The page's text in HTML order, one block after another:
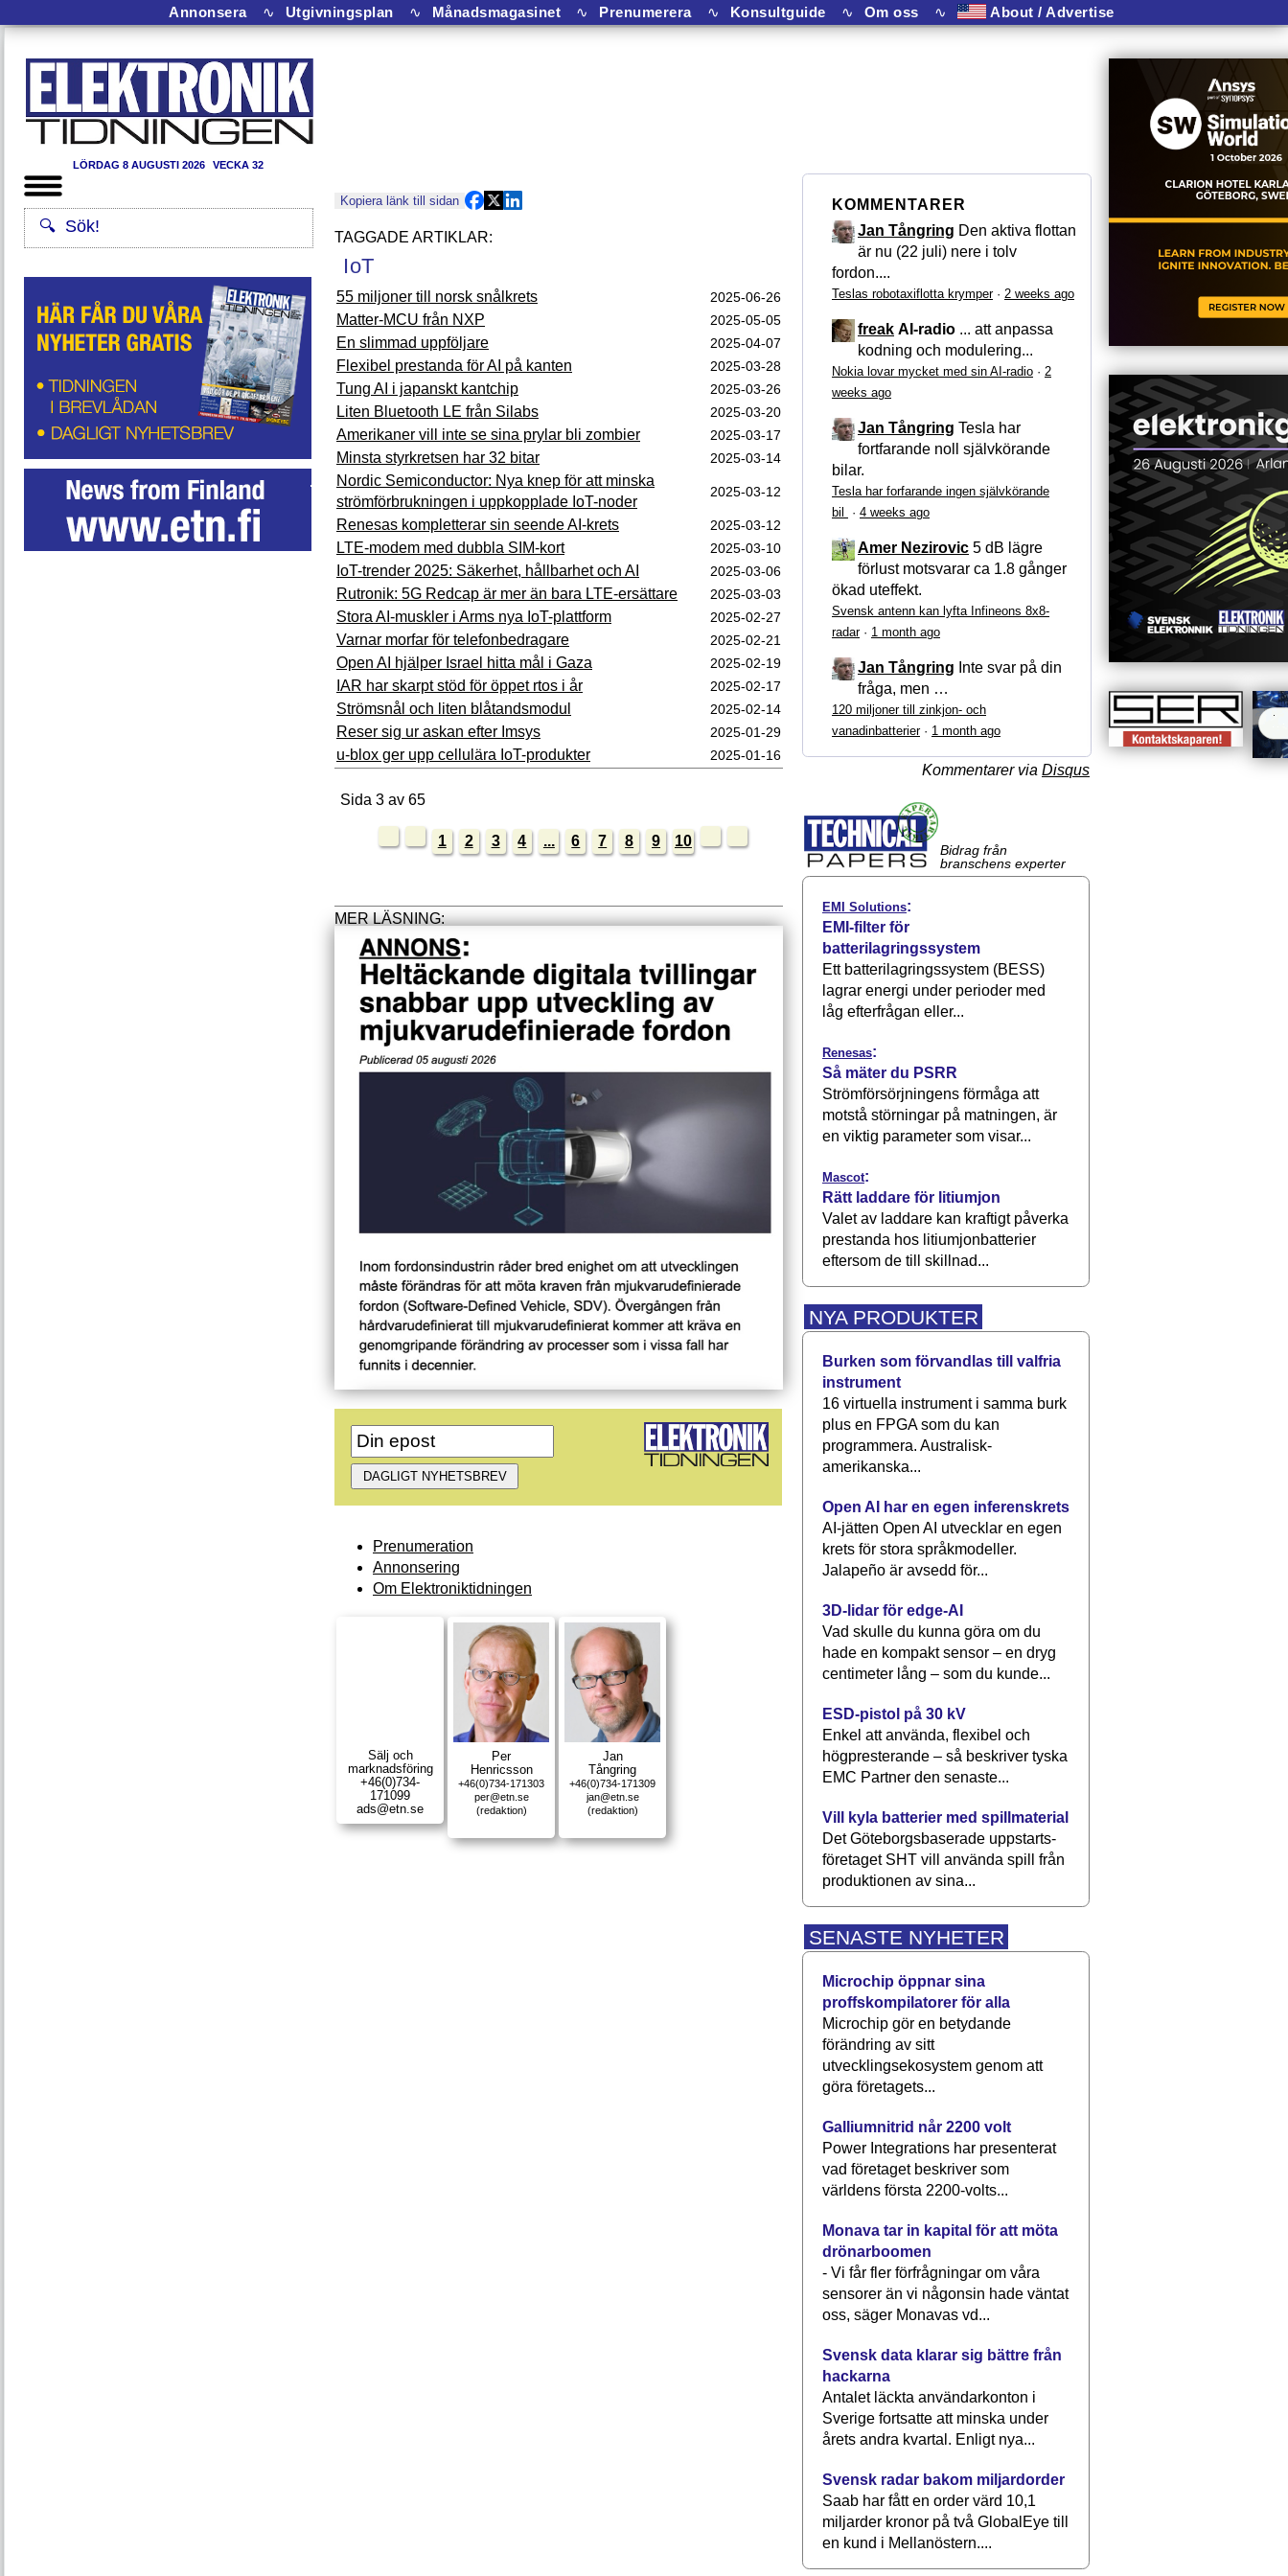
Annonsera ∿ Utgivningsplan ∿ Månadsmagasinet ∿ Prenumerera ∿ Konsultguide ∿ Om oss ∿ About / Advertise
LÖRDAG 8 AUGUSTI 2026 VECKA 32
Kopiera länk till sidan
IoT
55 miljoner till norsk snålkrets 2025‑06‑26
Matter-MCU från NXP 2025‑05‑05
En slimmad uppföljare 2025‑04‑07
Flexibel prestanda för AI på kanten 2025‑03‑28
Tung AI i japanskt kantchip 2025‑03‑26
Liten Bluetooth LE från Silabs 2025‑03‑20
Amerikaner vill inte se sina prylar bli zombier 2025‑03‑17
Minsta styrkretsen har 32 bitar 2025‑03‑14
Nordic Semiconductor: Nya knep för att minska
strömförbrukningen i uppkopplade IoT-noder
2025‑03‑12
Renesas kompletterar sin seende AI-krets 2025‑03‑12
LTE-modem med dubbla SIM-kort 2025‑03‑10
IoT-trender 2025: Säkerhet, hållbarhet och AI 2025‑03‑06
Rutronik: 5G Redcap är mer än bara LTE-ersättare 2025‑03‑03
Stora AI-muskler i Arms nya IoT-plattform 2025‑02‑27
Varnar morfar för telefonbedragare 2025‑02‑21
Open AI hjälper Israel hitta mål i Gaza 2025‑02‑19
IAR har skarpt stöd för öppet rtos i år 2025‑02‑17
Strömsnål och liten blåtandsmodul 2025‑02‑14
Reser sig ur askan efter Imsys 2025‑01‑29
u-blox ger upp cellulära IoT-produkter 2025‑01‑16
Sida 3 av 65
1 2 3 4 ... 6 7 8 9 10
Prenumeration
Annonsering
Om Elektroniktidningen
Sälj och
marknads­föring
+46(0)734-
171099
ads@etn.se
Per
Henricsson
+46(0)734-171303
per@etn.se
(redaktion)
Jan
Tångring
+46(0)734-171309
jan@etn.se
(redaktion)
KOMMENTARER
Jan Tångring Den aktiva flottan
är nu (22 juli) nere i tolv
fordon....
Teslas robotaxiflotta krymper· 2 weeks ago
freak AI-radio ... att anpassa
kodning och modulering...
Nokia lovar mycket med sin AI-radio · 2
weeks ago
Jan Tångring Tesla har
fortfarande noll självkörande
bilar.
Tesla har forfarande ingen självkörande
bil
· 4 weeks ago
Amer Nezirovic 5 dB lägre
förlust motsvarar ca 1.8 gånger
ökad uteffekt.
Svensk antenn kan lyfta Infineons 8x8-
radar· 1 month ago
Jan Tångring Inte svar på din
fråga, men …
120 miljoner till zinkjon- och
vanadinbatterier· 1 month ago
Kommentarer via Disqus
Bidrag från
branschens experter
EMI Solutions:
EMI-filter för
batterilagringssystem
Ett batterilagringssystem (BESS)
lagrar energi under perioder med
låg efterfrågan eller...
Renesas:
Så mäter du PSRR
Strömförsörjningens förmåga att
motstå störningar på matningen, är
en viktig parameter som visar...
Mascot:
Rätt laddare för litiumjon
Valet av laddare kan kraftigt påverka
prestanda hos litiumjonbatterier
eftersom de till skillnad...
NYA PRODUKTER
Burken som förvandlas till valfria
instrument
16 virtuella instrument i samma burk
plus en FPGA som du kan
programmera. Australisk-
amerikanska...
Open AI har en egen inferenskrets
AI-jätten Open AI utvecklar en egen
krets för stora språkmodeller.
Jalapeño är avsedd för...
3D-lidar för edge-AI
Vad skulle du kunna göra om du
hade en kompakt sensor – en dryg
centimeter lång – som du kunde...
ESD-pistol på 30 kV
Enkel att använda, flexibel och
högpresterande – så beskriver tyska
EMC Partner den senaste...
Vill kyla batterier med spillmaterial
Det Göteborgsbaserade upp­starts­
företaget SHT vill använda spill från
produktionen av sina...
SENASTE NYHETER
Microchip öppnar sina
proffskompilatorer för alla
Microchip gör en betydande
förändring av sitt
utvecklingsekosystem genom att
göra företagets...
Galliumnitrid når 2200 volt
Power Integrations har presenterat
vad företaget beskriver som
världens första 2200-volts...
Monava tar in kapital för att möta
drönarboomen
- Vi får fler förfrågningar om våra
sensorer än vi någonsin hade väntat
oss, säger Monavas vd...
Svensk data klarar sig bättre från
hackarna
Antalet läckta användarkonton i
Sverige fortsatte att minska under
årets andra kvartal. Enligt nya...
Svensk radar bakom miljardorder
Saab har fått en order värd 10,1
miljarder kronor på två GlobalEye till
en kund i Mellanöstern....